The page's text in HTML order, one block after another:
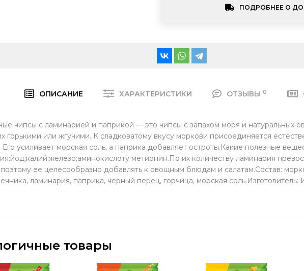
ПОДРОБНЕЕ О
ОПИСАНИЕ ХАРАКТЕРИСТИКИ ОТЗЫВЫ 0
чипсы с ламинарией и паприкой — это чипсы с запахом моря и натуральных
горькими или жгучими. К сладковатому вкусу моркови присоединяется
Его усиливает морская соль, а паприка добавляет остроты.Какие полезные
метионин.По их количеству ламинария
ее целесообразно добавлять к овощным блюдам и салатам.Состав:
ламинария, паприка, черный перец, горчица, морская
товары